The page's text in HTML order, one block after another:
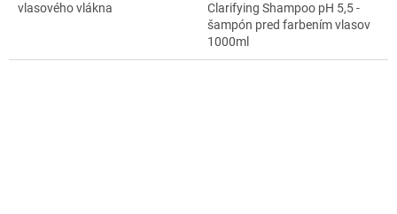
vlasového vlákna
Clarifying Shampoo pH 5,5 -
šampón pred farbením vlasov
1000ml